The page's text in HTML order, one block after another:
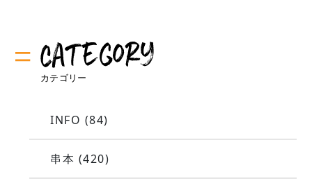
INFO (84)
串本 (420)